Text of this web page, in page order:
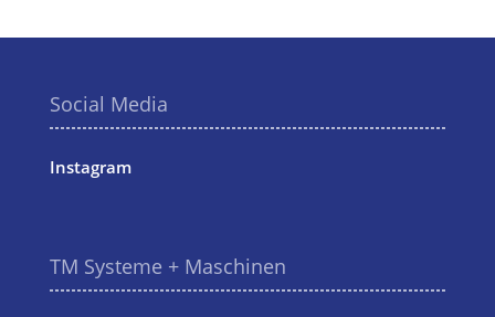
Social Media
Instagram
TM Systeme + Maschinen